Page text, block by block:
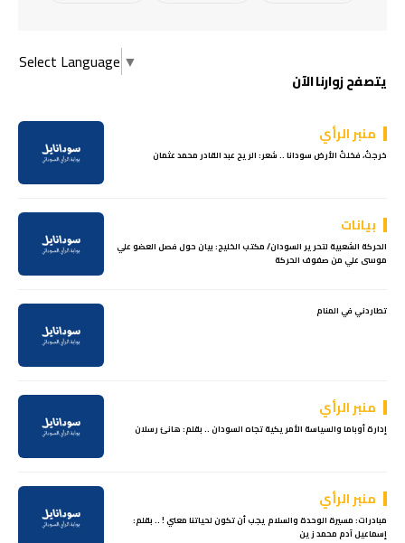
Select Language ▼
يتصفح زوارنا الآن
منبر الرأي
خرجتُ، فخلتُ الأرض سودانا .. شعر: الريح عبد القادر محمد عثمان
بيانات
الحركة الشعبية لتحرير السودان/ مكتب الخليج: بيان حول فصل العضو علي
موسى علي من صفوف الحركة
تطاردني في المنام
منبر الرأي
إدارة أوباما والسياسة الأمريكية تجاه السودان .. بقلم: هانئ رسلان
منبر الرأي
مبادرات: مسيرة الوحدة والسلام يجب أن تكون لحياتنا معني ! .. بقلم:
إسماعيل آدم محمد زين